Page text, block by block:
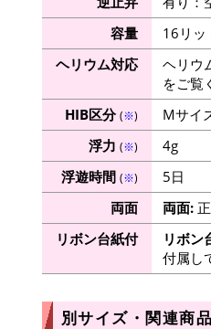
容量
16リッ
ヘリウム対応
ヘリウ
をご覧
HIB区分(※)
Mサイ
浮力 (※)
4g
浮遊時間 (※)
5日
両面
両面:正
リボン台紙付
リボン
付属し
別サイズ・関連商品